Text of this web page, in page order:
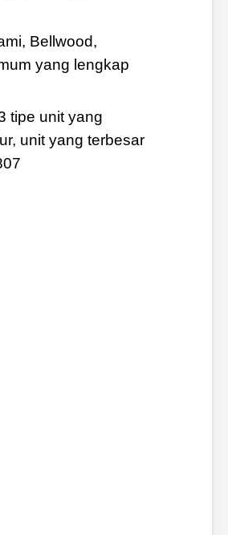
Bellwood,
yang lengkap
tipe unit yang
unit yang terbesar